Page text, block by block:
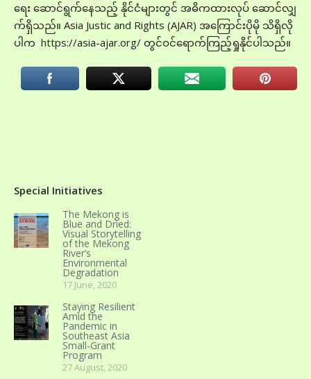
ရေး ဆောင်ရွက်နေသည့် နိုင်ငံများတွင် အဓိကထားလုပ် ဆောင်လျှ
က်ရှိသည်။ Asia Justic and Rights (AJAR) အကြောင်းပိုမို သိရှိလို
ပါက https://asia-ajar.org/ တွင်ဝင်ရောက်ကြည့်ရှုနိုင်ပါသည်။
Special Initiatives
The Mekong is
Blue and Dried:
Visual Storytelling
of the Mekong
River’s
Environmental
Degradation
17 June, 2020
Staying Resilient
Amid the
Pandemic in
Southeast Asia
Small-Grant
Program
27 August, 2020